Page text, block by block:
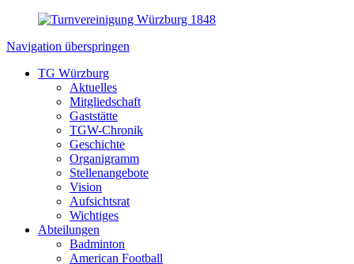
Navigation überspringen
TG Würzburg
Aktuelles
Mitgliedschaft
Gaststätte
TGW-Chronik
Geschichte
Organigramm
Stellenangebote
Vision
Aufsichtsrat
Wichtiges
Abteilungen
Badminton
American Football